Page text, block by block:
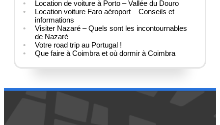
Location de voiture à Porto – Vallée du Douro
Location voiture Faro aéroport – Conseils et
informations
Visiter Nazaré – Quels sont les incontournables
de Nazaré
Votre road trip au Portugal !
Que faire à Coimbra et où dormir à Coimbra